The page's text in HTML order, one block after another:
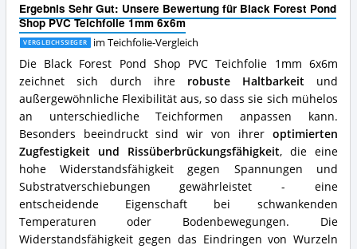
Ergebnis Sehr Gut: Unsere Bewertung für Black Forest Pond
Shop PVC Teichfolie 1mm 6x6m
VERGLEICHSSIEGER im Teichfolie-Vergleich
Die Black Forest Pond Shop PVC Teichfolie 1mm 6x6m
zeichnet sich durch ihre robuste Haltbarkeitund
außergewöhnliche Flexibilität aus, so dass sie sich mühelos
an unterschiedliche Teichformen anpassen kann.
Besonders beeindruckt sind wir von ihrer optimierten
Zugfestigkeit und Rissüberbrückungsfähigkeit, die eine
hohe Widerstandsfähigkeit gegen Spannungen und
Substratverschiebungen gewährleistet - eine
entscheidende Eigenschaft bei schwankenden
Temperaturen oder Bodenbewegungen. Die
Widerstandsfähigkeit gegen das Eindringen von Wurzeln
PVC
Teichfolie
1mm
6x6m
Vorteile:
Was
spricht
für
diese
Teichfolie?